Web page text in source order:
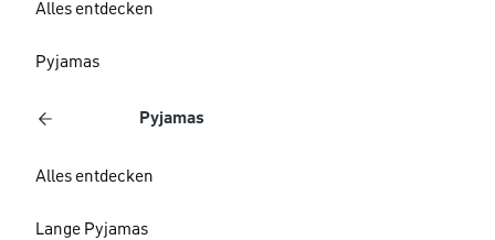
Alles entdecken
Pyjamas
Pyjamas
Alles entdecken
Lange Pyjamas